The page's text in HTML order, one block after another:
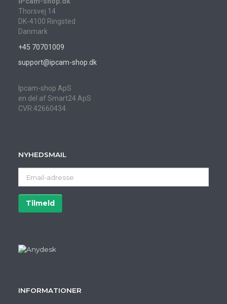
Thorsvej 14
DK-4100 Ringsted
Danmark
+45 70701009
support@ipcam-shop.dk
Ipcam-shop ApS
en del af Smart24 ApS
CVR:42660434
NYHEDSMAIL
adresse
Tilmeld
INFORMATIONER